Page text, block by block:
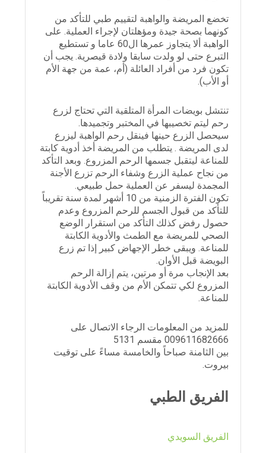
تخضع المريضة والواهبة لتقييم طبي للتأكد من
كونهما بصحة جيدة ومؤهلتان لإجراء العملية. على
الواهبة ألا يتجاوز عمرها ال60 عاما و تستطيع
التبرع حتى لو ولدت سابقا ولادة قيصرية. يجب أن
تكون فرد من أفراد العائلة (أم، عمة من جهة الأم
أو الأب).
تنتشل بويضات المرأة المتلقية التي تحتاج لزرع
رحم ليتم تخصيبها في المختبر وتجميدها.
سيحصل الزرع حينها فينقل رحم الواهبة ليزرع
لدى المريضة . يتطلب من المريضة أخذ أدوية كابتة
للمناعة ليتقبل جسمها الرحم المزروع. وبعد التأكد
من نجاح عملية الزرع وشفاء الرحم تزرع الأجنة
المجمدة ليسفر عن العملية حمل طبيعي.
تكون الفترة الزمنية من 10 أشهر لمدة سنة تقريباً
للتأكد من قبول الجسم للرحم المزروع وعدم
حصول رفض كذلك التأكد من استقرار الوضع
الصحي للمريضة مع الطمث والأدوية الكابتة
للمناعة. ويبقى خطر الإجهاض كبير إذا تم زرع
البويضة قبل الأوان.
بعد الإنجاب مرة أو مرتين، يتم إزالة الرحم
المزروع لكي تتمكن الأم من وقف الأدوية الكابتة
للمناعة.
للمزيد من المعلومات الرجاء الاتصال على
009611682666 مقسم 5131
بين الثامنة صباحاً والخامسة مساءً على توقيت
بيروت.
الفريق الطبي
الفريق السويدي